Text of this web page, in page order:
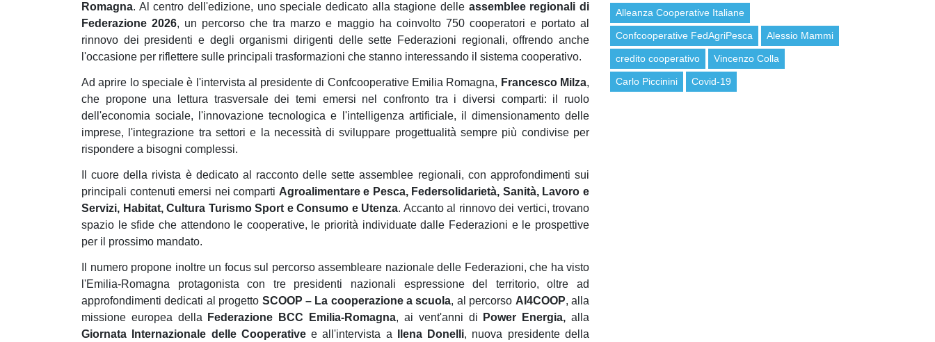
Romagna. Al centro dell'edizione, uno speciale dedicato alla stagione delle assemblee regionali di
Federazione 2026, un percorso che tra marzo e maggio ha coinvolto 750 cooperatori e portato al
rinnovo dei presidenti e degli organismi dirigenti delle sette Federazioni regionali, offrendo anche
l'occasione per riflettere sulle principali trasformazioni che stanno interessando il sistema cooperativo.
Ad aprire lo speciale è l'intervista al presidente di Confcooperative Emilia Romagna, Francesco Milza,
che propone una lettura trasversale dei temi emersi nel confronto tra i diversi comparti: il ruolo
dell'economia sociale, l'innovazione tecnologica e l'intelligenza artificiale, il dimensionamento delle
imprese, l'integrazione tra settori e la necessità di sviluppare progettualità sempre più condivise per
rispondere a bisogni complessi.
Il cuore della rivista è dedicato al racconto delle sette assemblee regionali, con approfondimenti sui
principali contenuti emersi nei comparti Agroalimentare e Pesca, Federsolidarietà, Sanità, Lavoro e
Servizi, Habitat, Cultura Turismo Sport e Consumo e Utenza. Accanto al rinnovo dei vertici, trovano
spazio le sfide che attendono le cooperative, le priorità individuate dalle Federazioni e le prospettive
per il prossimo mandato.
Il numero propone inoltre un focus sul percorso assembleare nazionale delle Federazioni, che ha visto
l'Emilia-Romagna protagonista con tre presidenti nazionali espressione del territorio, oltre ad
approfondimenti dedicati al progetto SCOOP – La cooperazione a scuola, al percorso AI4COOP, alla
missione europea della
Federazione BCC Emilia-Romagna, ai vent'anni di Power Energia, alla
Giornata Internazionale delle Cooperativee all'intervista a Ilena Donelli, nuova presidente della
Alleanza Cooperative Italiane
Confcooperative FedAgriPesca Alessio Mammi
credito cooperativo Vincenzo Colla
Carlo Piccinini Covid-19